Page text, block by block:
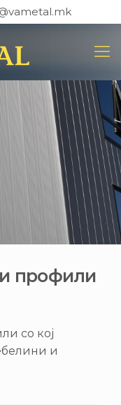
профили
со кој
и